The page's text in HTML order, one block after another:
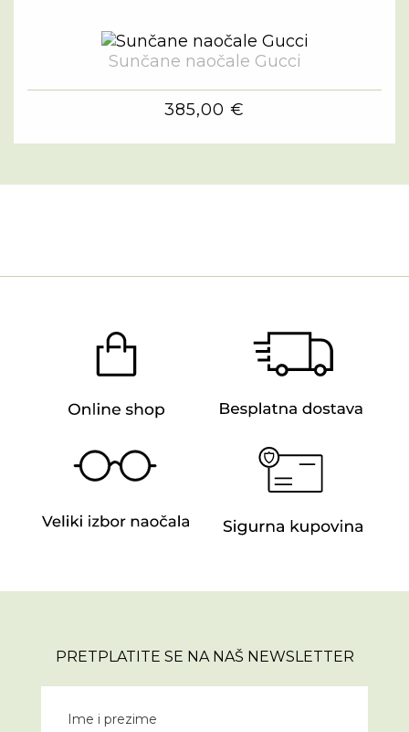
Sunčane naočale Gucci
385,00 €
PRETPLATITE SE NA NAŠ NEWSLETTER